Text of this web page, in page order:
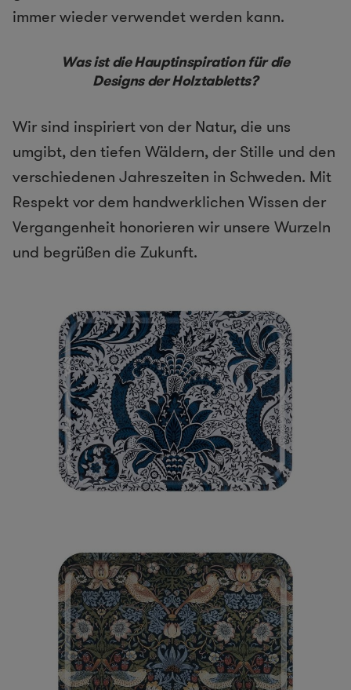
immer wieder verwendet werden kann.
Was ist die Hauptinspiration für die
Designs der Holztabletts?
Wir sind inspiriert von der Natur, die uns
umgibt, den tiefen Wäldern, der Stille und den
verschiedenen Jahreszeiten in Schweden. Mit
Respekt vor dem handwerklichen Wissen der
Vergangenheit honorieren wir unsere Wurzeln
und begrüßen die Zukunft.